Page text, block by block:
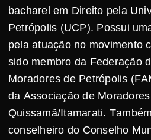
bacharel em Direito pela
Petrópolis (UCP). Possui
pela atuação no movimento
sido membro da Federação
Moradores de Petrópolis
da Associação de
Quissamã/Itamarati.
conselheiro do Conselho